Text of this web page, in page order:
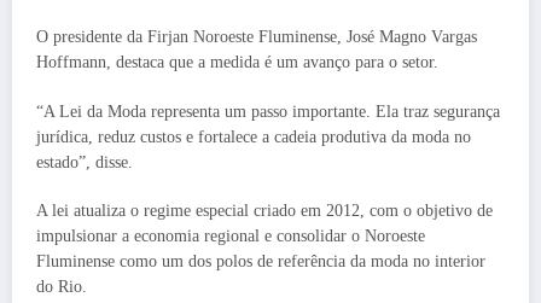
O presidente da Firjan Noroeste Fluminense, José Magno Vargas
Hoffmann, destaca que a medida é um avanço para o setor.
“A Lei da Moda representa um passo importante. Ela traz segurança
jurídica, reduz custos e fortalece a cadeia produtiva da moda no
estado”, disse.
A lei atualiza o regime especial criado em 2012, com o objetivo de
impulsionar a economia regional e consolidar o Noroeste
Fluminense como um dos polos de referência da moda no interior
do Rio.